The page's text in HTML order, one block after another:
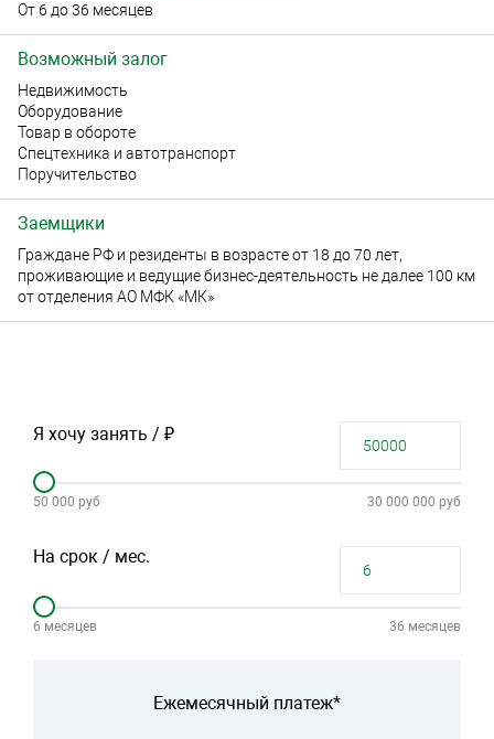
От 6 до 36 месяцев
Возможный залог
Недвижимость
Оборудование
Товар в обороте
Спецтехника и автотранспорт
Поручительство
Заемщики
Граждане РФ и резиденты в возрасте от 18 до 70 лет,
проживающие и ведущие бизнес-деятельность не далее 100 км
от отделения АО МФК «МК»
Я хочу занять / ₽
50 000 руб 30 000 000 руб
На срок / мес.
6 месяцев 36 месяцев
Ежемесячный платеж*